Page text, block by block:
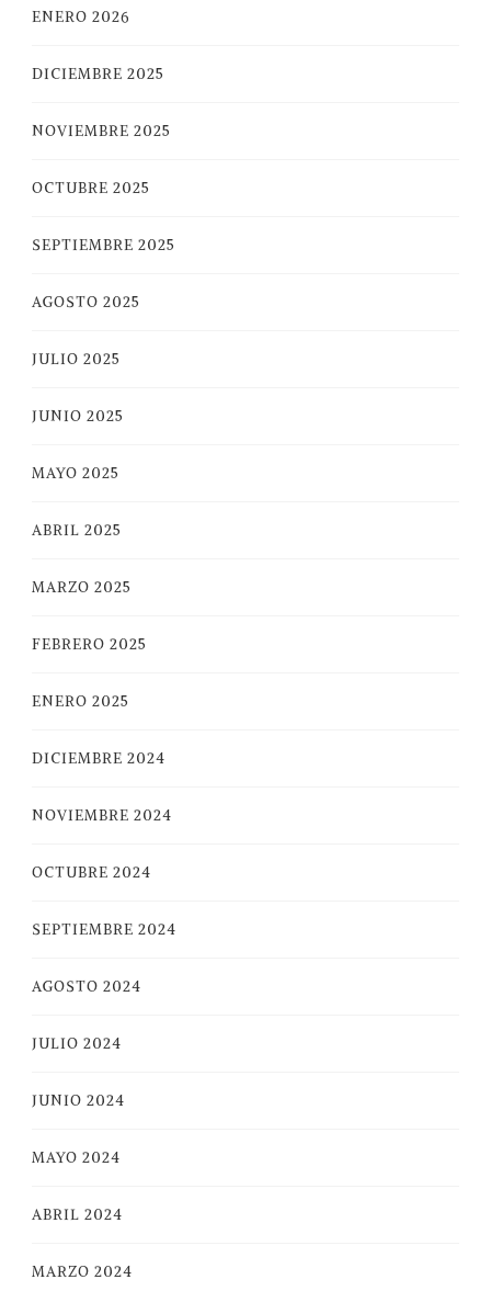
ENERO 2026
DICIEMBRE 2025
NOVIEMBRE 2025
OCTUBRE 2025
SEPTIEMBRE 2025
AGOSTO 2025
JULIO 2025
JUNIO 2025
MAYO 2025
ABRIL 2025
MARZO 2025
FEBRERO 2025
ENERO 2025
DICIEMBRE 2024
NOVIEMBRE 2024
OCTUBRE 2024
SEPTIEMBRE 2024
AGOSTO 2024
JULIO 2024
JUNIO 2024
MAYO 2024
ABRIL 2024
MARZO 2024